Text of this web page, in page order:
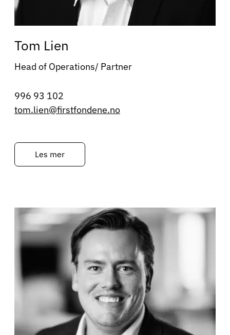
Tom Lien
Head of Operations/ Partner
996 93 102
tom.lien@firstfondene.no
Les mer